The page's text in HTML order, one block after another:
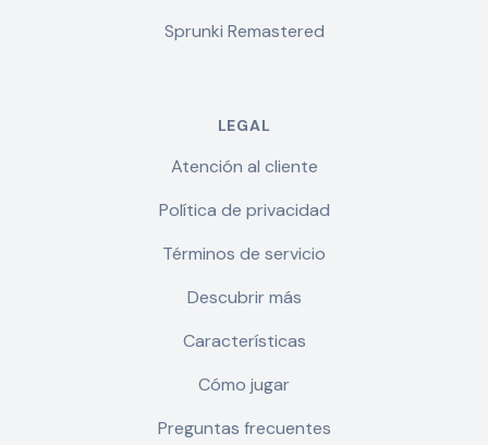
Sprunki Remastered
LEGAL
Atención al cliente
Política de privacidad
Términos de servicio
Descubrir más
Características
Cómo jugar
Preguntas frecuentes